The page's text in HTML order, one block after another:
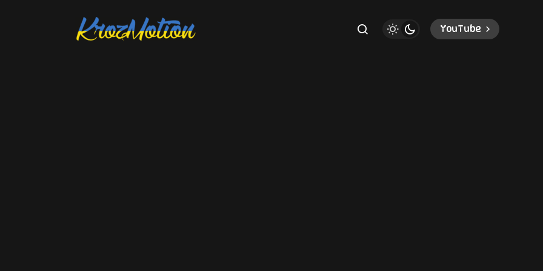
YouTube